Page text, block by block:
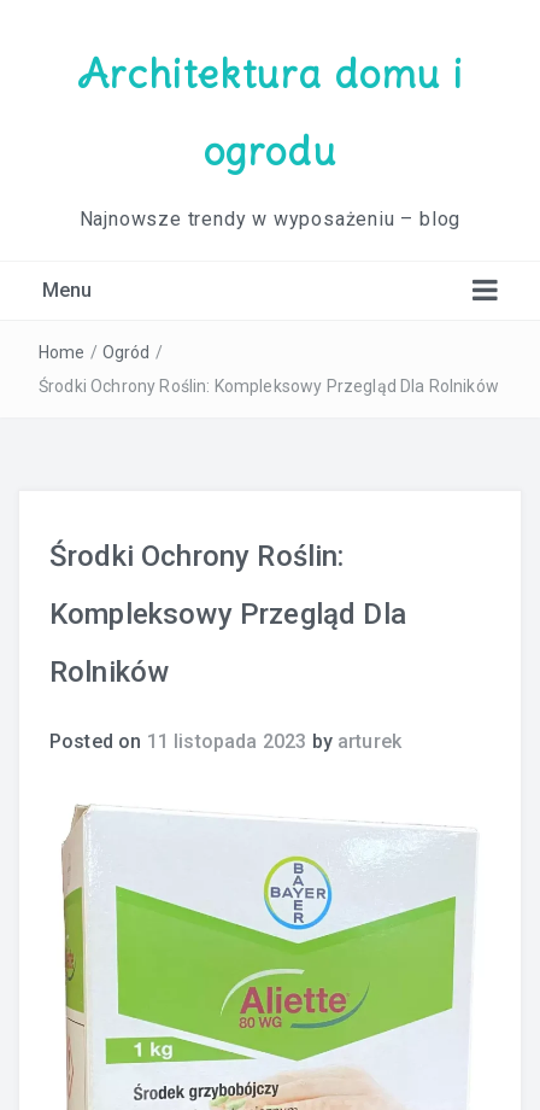
Architektura domu i
ogrodu
Najnowsze trendy w wyposażeniu – blog
Menu
Home / Ogród /
Środki Ochrony Roślin: Kompleksowy Przegląd Dla Rolników
Środki Ochrony Roślin:
Kompleksowy Przegląd Dla
Rolników
Posted on 11 listopada 2023 by arturek